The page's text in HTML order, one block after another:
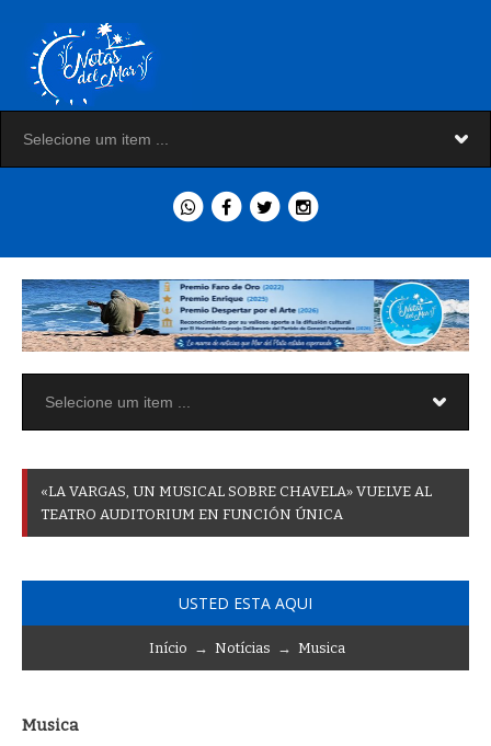
«LA VARGAS UN MUSICAL SOBRE CHAVELA» VUELVE AL
TEATRO AUDITORIUM EN FUNCIÓN ÚNICA
USTED ESTA AQUI
Início → Notícias → Musica
Musica